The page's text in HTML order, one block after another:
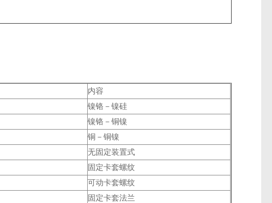
内容
镍铬－镍硅
镍铬－铜镍
铜－铜镍
无固定装置式
固定卡套螺纹
可动卡套螺纹
固定卡套法兰